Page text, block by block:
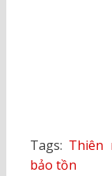
Tags: Thiên
bảo tồn